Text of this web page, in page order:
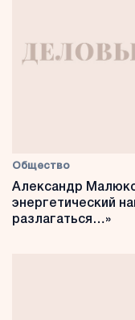
Общество
Александр
энергетический
разлагаться…»